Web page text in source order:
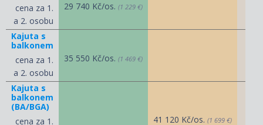
cena za 1.
a 2. osobu
29 740 Kč/os. (1 229 €)
Kajuta s
balkonem
cena za 1.
a 2. osobu
35 550 Kč/os. (1 469 €)
Kajuta s
balkonem
(BA/BGA)
cena za 1.
41 120 Kč/os. (1 699 €)